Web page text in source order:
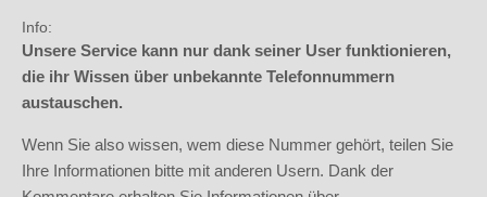
Info:
Unsere Service kann nur dank seiner User funktionieren,
die ihr Wissen über unbekannte Telefonnummern
austauschen.
Wenn Sie also wissen, wem diese Nummer gehört, teilen Sie
Ihre Informationen bitte mit anderen Usern. Dank der